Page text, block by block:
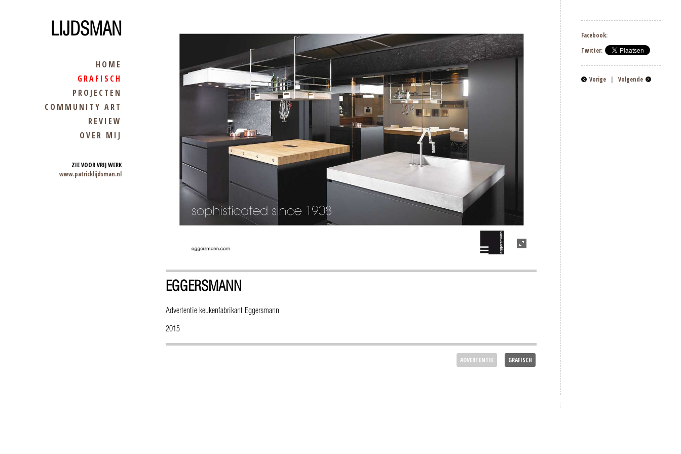
LIJDSMAN
HOME
GRAFISCH
PROJECTEN
COMMUNITY ART
REVIEW
OVER MIJ
ZIE VOOR VRIJ WERK
www.patricklijdsman.nl
EGGERSMANN
Advertentie keukenfabrikant Eggersmann
2015
ADVERTENTIE GRAFISCH
Facebook:
Twitter:
Vorige | Volgende